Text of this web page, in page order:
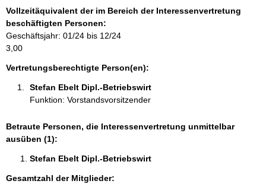
i
o
n
e
n
Vollzeitäquivalent der im Bereich der Interessenvertretung
beschäftigten Personen:
Geschäftsjahr: 01/24 bis 12/24
3,00
Vertretungsberechtigte Person(en):
Stefan Ebelt Dipl.-Betriebswirt
Funktion: Vorstandsvorsitzender
Betraute Personen, die Interessenvertretung unmittelbar
ausüben (1):
Stefan Ebelt Dipl.-Betriebswirt
Gesamtzahl der Mitglieder: